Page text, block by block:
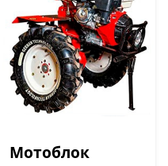
Мотоблок